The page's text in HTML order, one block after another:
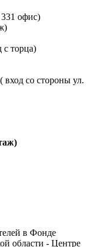
офис)
торца)
вход со стороны ул.
в Фонде
области - Центре